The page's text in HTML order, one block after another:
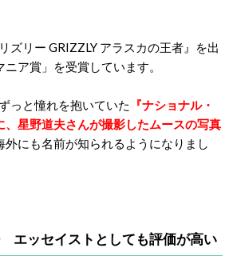
ズリー GRIZZLY アラスカの王者』を出
ア賞」を受賞しています。
っと憧れを抱いていた
『ナショナル・
、星野道夫さんが撮影したムースの写真
外にも名前が知られるようになりまし
ッセイストとしても評価が高い